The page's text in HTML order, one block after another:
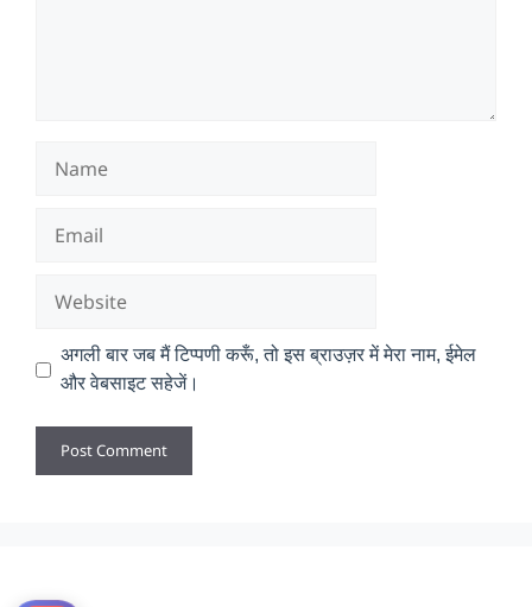
अगली बार जब मैं टिप्पणी करूँ, तो इस ब्राउज़र में मेरा नाम, ईमेल
और वेबसाइट सहेजें।